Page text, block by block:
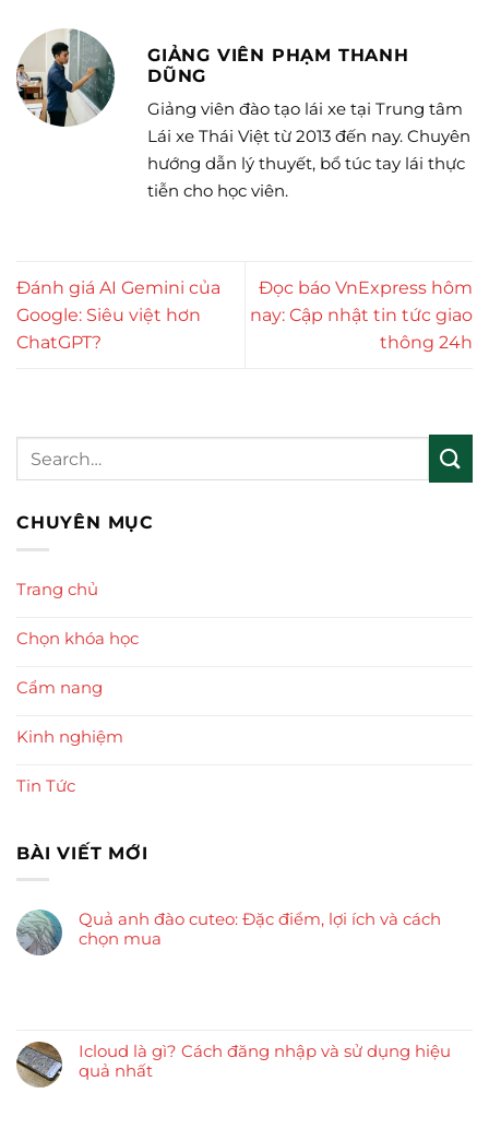
GIẢNG VIÊN PHẠM THANH
DŨNG
Giảng viên đào tạo lái xe tại Trung tâm
Lái xe Thái Việt từ 2013 đến nay. Chuyên
hướng dẫn lý thuyết, bổ túc tay lái thực
tiễn cho học viên.
Đánh giá AI Gemini của
Google: Siêu việt hơn
ChatGPT?
Đọc báo VnExpress hôm
nay: Cập nhật tin tức giao
thông 24h
CHUYÊN MỤC
Trang chủ
Chọn khóa học
Cẩm nang
Kinh nghiệm
Tin Tức
BÀI VIẾT MỚI
Quả anh đào cuteo: Đặc điểm, lợi ích và cách
chọn mua
Icloud là gì? Cách đăng nhập và sử dụng hiệu
quả nhất